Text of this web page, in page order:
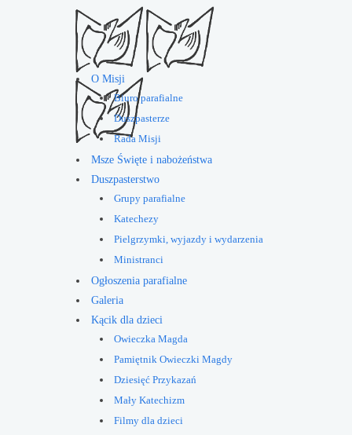
O Misji
Biuro parafialne
Duszpasterze
Rada Misji
Msze Święte i nabożeństwa
Duszpasterstwo
Grupy parafialne
Katechezy
Pielgrzymki, wyjazdy i wydarzenia
Ministranci
Ogłoszenia parafialne
Galeria
Kącik dla dzieci
Owieczka Magda
Pamiętnik Owieczki Magdy
Dziesięć Przykazań
Mały Katechizm
Filmy dla dzieci